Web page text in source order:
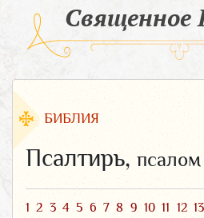
Священное
БИБЛИЯ
Псалтирь, псалом
1 2 3 4 5 6 7 8 9 10 11 12 13